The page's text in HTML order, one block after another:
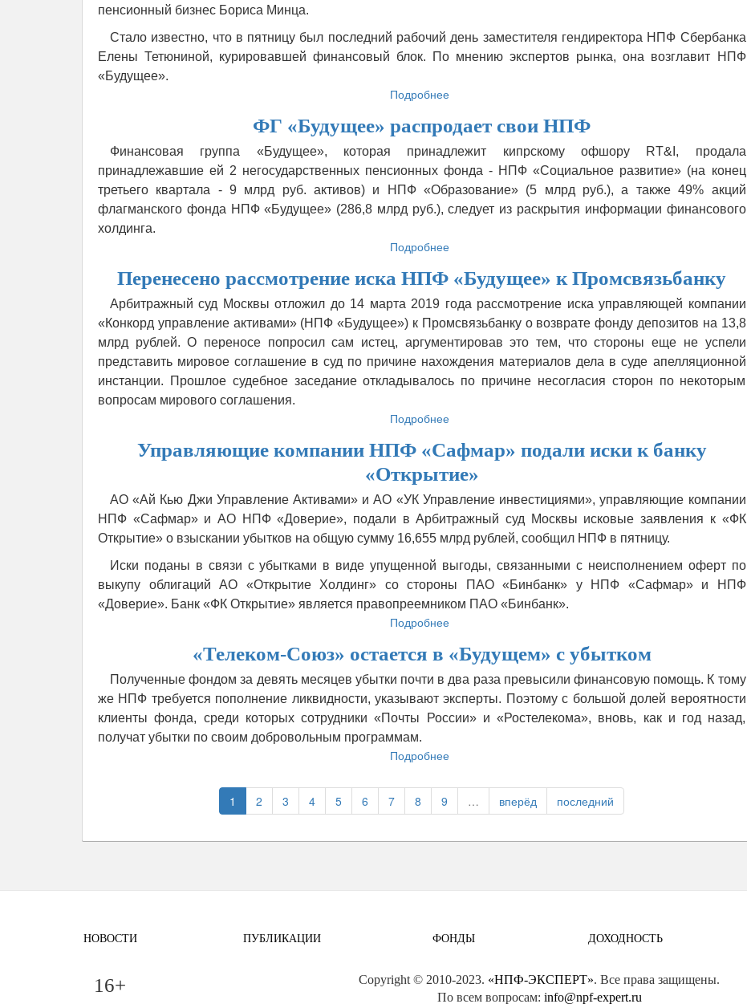
пенсионный бизнес Бориса Минца.
Стало известно, что в пятницу был последний рабочий день заместителя гендиректора НПФ Сбербанка
Елены Тетюниной, курировавшей финансовый блок. По мнению экспертов рынка, она возглавит НПФ
«Будущее».
Подробнее
НПФ
придут
антикризисные
менеджеры
ФГ «Будущее» распродает свои НПФ
Финансовая группа «Будущее», которая принадлежит кипрскому офшору RT&I, продала
принадлежавшие ей 2 негосударственных пенсионных фонда - НПФ «Социальное развитие» (на конец
третьего квартала - 9 млрд руб. активов) и НПФ «Образование» (5 млрд руб.), а также 49% акций
флагманского фонда НПФ «Будущее» (286,8 млрд руб.), следует из раскрытия информации финансового
холдинга.
Подробнее
«Будущее»
свои
НПФ
Перенесено рассмотрение иска НПФ «Будущее» к Промсвязьбанку
Арбитражный суд Москвы отложил до 14 марта 2019 года рассмотрение иска управляющей компании
«Конкорд управление активами» (НПФ «Будущее») к Промсвязьбанку о возврате фонду депозитов на 13,8
млрд рублей. О переносе попросил сам истец, аргументировав это тем, что стороны еще не успели
представить мировое соглашение в суд по причине нахождения материалов дела в суде апелляционной
инстанции. Прошлое судебное заседание откладывалось по причине несогласия сторон по некоторым
вопросам мирового соглашения.
Подробнее
рассмотрение
НПФ
«Будущее»
к
Промсвязьбанку
Управляющие компании НПФ «Сафмар» подали иски к банку
«Открытие»
АО «Ай Кью Джи Управление Активами» и АО «УК Управление инвестициями», управляющие компании
НПФ «Сафмар» и АО НПФ «Доверие», подали в Арбитражный суд Москвы исковые заявления к «ФК
Открытие» о взыскании убытков на общую сумму 16,655 млрд рублей, сообщил НПФ в пятницу.
Иски поданы в связи с убытками в виде упущенной выгоды, связанными с неисполнением оферт по
выкупу облигаций АО «Открытие Холдинг» со стороны ПАО «Бинбанк» у НПФ «Сафмар» и НПФ
«Доверие». Банк «ФК Открытие» является правопреемником ПАО «Бинбанк».
Подробнее
компании
«Сафмар»
подали
иски
«Телеком-Союз» остается в «Будущем» с убытком
Полученные фондом за девять месяцев убытки почти в два раза превысили финансовую помощь. К тому
же НПФ требуется пополнение ликвидности, указывают эксперты. Поэтому с большой долей вероятности
клиенты фонда, среди которых сотрудники «Почты России» и «Ростелекома», вновь, как и год назад,
получат убытки по своим добровольным программам.
Подробнее
Союз»
остается
в
1 2 3 4 5 6 7 8 9 … вперёд последний
НОВОСТИ ПУБЛИКАЦИИ ФОНДЫ ДОХОДНОСТЬ
16+ Copyright © 2010-2023. «НПФ-ЭКСПЕРТ». Все права защищены.
По всем вопросам: info@npf-expert.ru